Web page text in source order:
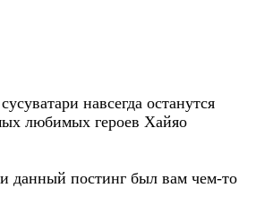
навсегда останутся
любимых героев Хайяо
данный постинг был вам чем-то